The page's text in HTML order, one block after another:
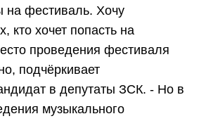
на фестиваль. Хочу
кто хочет попасть на
проведения фестиваля
подчёркивает
в депутаты ЗСК. - Но в
музыкального